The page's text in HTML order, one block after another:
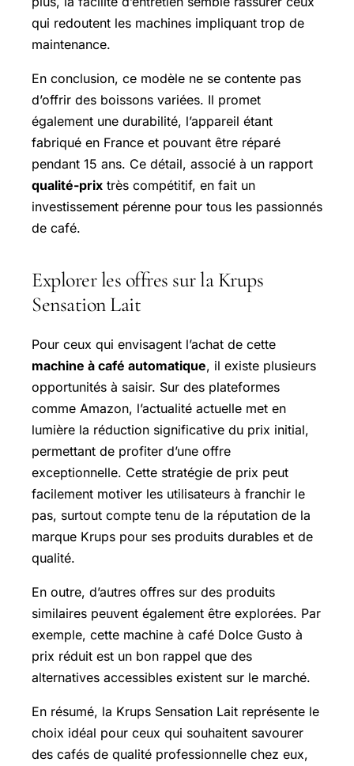
qui redoutent les machines impliquant trop de
maintenance.
En conclusion, ce modèle ne se contente pas
d’offrir des boissons variées. Il promet
également une durabilité, l’appareil étant
fabriqué en France et pouvant être réparé
pendant 15 ans. Ce détail, associé à un rapport
qualité-prix très compétitif, en fait un
investissement pérenne pour tous les passionnés
de café.
Explorer les offres sur la Krups
Sensation Lait
Pour ceux qui envisagent l’achat de cette
machine à café automatique, il existe plusieurs
opportunités à saisir. Sur des plateformes
comme Amazon, l’actualité actuelle met en
lumière la réduction significative du prix initial,
permettant de profiter d’une offre
exceptionnelle. Cette stratégie de prix peut
facilement motiver les utilisateurs à franchir le
pas, surtout compte tenu de la réputation de la
marque Krups pour ses produits durables et de
qualité.
En outre, d’autres offres sur des produits
similaires peuvent également être explorées. Par
exemple, cette machine à café Dolce Gusto à
prix réduit est un bon rappel que des
alternatives accessibles existent sur le marché.
En résumé, la Krups Sensation Lait représente le
choix idéal pour ceux qui souhaitent savourer
des cafés de qualité professionnelle chez eux,